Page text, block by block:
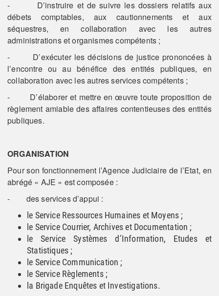
- D’instruire et de suivre les dossiers relatifs aux
débets comptables, aux cautionnements et aux
séquestres, en collaboration avec les autres
administrations et organismes compétents ;
- D’exécuter les décisions de justice prononcées à
l’encontre ou au bénéfice des entités publiques, en
collaboration avec les autres services compétents ;
- D’élaborer et mettre en œuvre toute proposition de
règlement amiable des affaires contentieuses des entités
publiques.
ORGANISATION
Pour son fonctionnement l’Agence Judiciaire de l’Etat, en
abrégé « AJE » est composée :
- des services d’appui :
le Service Ressources Humaines et Moyens ;
le Service Courrier, Archives et Documentation ;
le Service Systèmes d’Information, Etudes et
Statistiques ;
le Service Communication ;
le Service Règlements ;
la Brigade Enquêtes et Investigations.